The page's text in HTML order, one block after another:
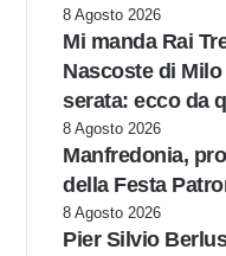
8 Agosto 2026
Mi manda Rai
Nascoste di
serata: ecco da
8 Agosto 2026
Manfredonia,
della Festa
8 Agosto 2026
Pier Silvio